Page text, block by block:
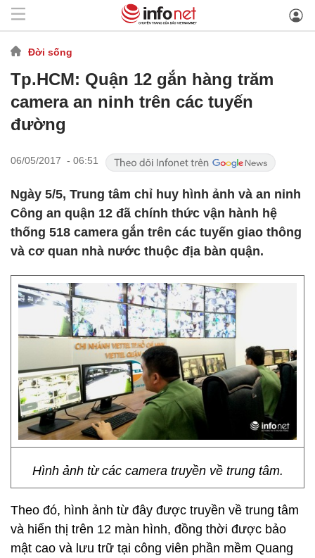
Đời sống
Tp.HCM: Quận 12 gắn hàng trăm
camera an ninh trên các tuyến
đường
06/05/2017 - 06:51
Ngày 5/5, Trung tâm chỉ huy hình ảnh và an ninh
Công an quận 12 đã chính thức vận hành hệ
thống 518 camera gắn trên các tuyến giao thông
và cơ quan nhà nước thuộc địa bàn quận.
Hình ảnh từ các camera truyền về trung tâm.
Theo đó, hình ảnh từ đây được truyền về trung tâm
và hiển thị trên 12 màn hình, đồng thời được bảo
mật cao và lưu trữ tại công viên phần mềm Quang